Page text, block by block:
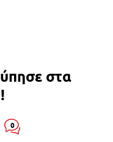
στα
0